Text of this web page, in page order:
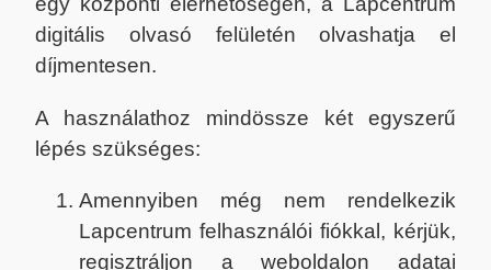
digitális olvasó felületén olvashatja el
díjmentesen.
A használathoz mindössze két egyszerű
lépés szükséges:
Amennyiben még nem rendelkezik
Lapcentrum felhasználói fiókkal, kérjük,
regisztráljon a weboldalon adatai